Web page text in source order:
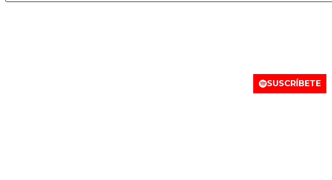
SUSCRÍBETE